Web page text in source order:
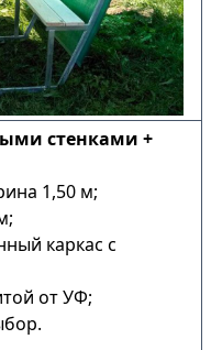
стенками +
1,50 м;
каркас с
от УФ;